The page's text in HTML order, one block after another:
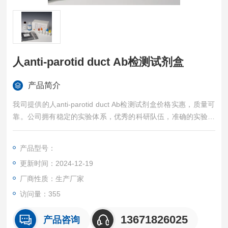
人anti-parotid duct Ab检测试剂盒
产品简介
我司提供的人anti-parotid duct Ab检测试剂盒价格实惠，质量可
靠。公司拥有稳定的实验体系，优秀的科研队伍，准确的实验结
果，是您值得信赖的合作伙伴，凡购买我司的试剂盒产品都可提
产品型号：
更新时间：2024-12-19
厂商性质：生产厂家
访问量：355
产品咨询 13671826025